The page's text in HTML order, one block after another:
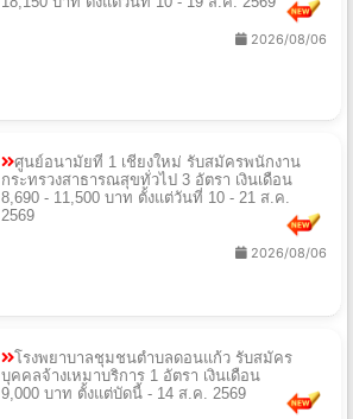
2026/08/06
ศูนย์อนามัยที่ 1 เชียงใหม่ รับสมัครพนักงาน
กระทรวงสาธารณสุขทั่วไป 3 อัตรา เงินเดือน
8,690 - 11,500 บาท ตั้งแต่วันที่ 10 - 21 ส.ค.
2569
2026/08/06
โรงพยาบาลชุมชนตำบลดอนแก้ว รับสมัคร
บุคคลจ้างเหมาบริการ 1 อัตรา เงินเดือน
9,000 บาท ตั้งแต่บัดนี้ - 14 ส.ค. 2569